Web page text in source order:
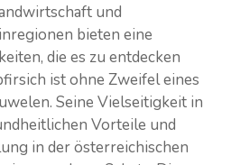
und
bieten eine
die es zu entdecken
ist ohne Zweifel eines
Seine Vielseitigkeit in
Vorteile und
in der österreichischen